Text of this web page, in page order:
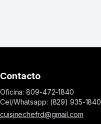
Contacto
Oficina: 809-472-1840
Cel/Whatsapp: (829) 935-1840
cuisinechefrd@gmail.com